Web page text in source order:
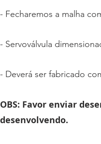
- Fecharemos a malha
- Servoválvula
- Deverá ser fabricado
OBS: Favor enviar
desenvolvendo.